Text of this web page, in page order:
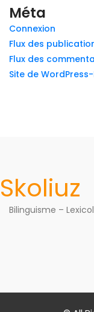
Méta
Connexion
Flux des
Flux des
Site de WordPress-
Skoliuz
Bilinguisme –